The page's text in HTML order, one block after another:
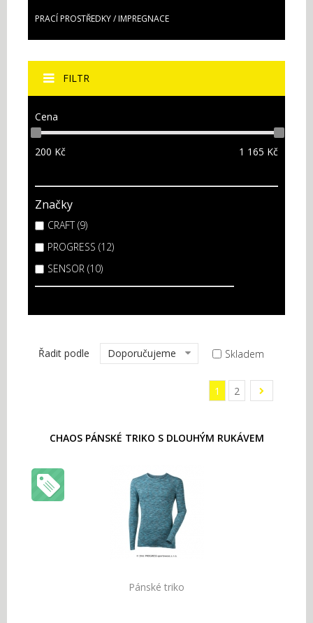
PRACÍ PROSTŘEDKY / IMPREGNACE
FILTR
Cena
200 Kč 1 165 Kč
Značky
CRAFT (9)
PROGRESS (12)
SENSOR (10)
Řadit podle Doporučujeme Skladem
1 2
CHAOS PÁNSKÉ TRIKO S DLOUHÝM RUKÁVEM
Pánské triko